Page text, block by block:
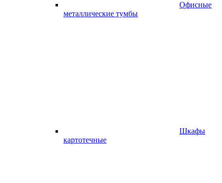
Офисные
металлические тумбы
Шкафы
картотечные